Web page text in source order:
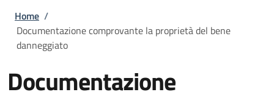
Briciole di pane
Home /
Documentazione comprovante la proprietà del bene
danneggiato
Documentazione